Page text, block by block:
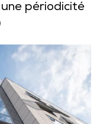
périodicité